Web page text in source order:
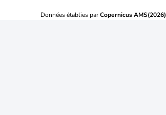
Données établies parCopernicus AMS(2026)